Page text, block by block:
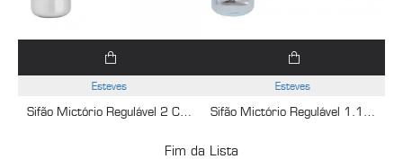
Esteves
Sifão Mictório Regulável 2 Cromado Esteves VSM084CWG - com luva adaptável para 2"
Esteves
Sifão Mictório Regulável 1.1/2 Cromado Esteves VSM083CWG
Fim da Lista